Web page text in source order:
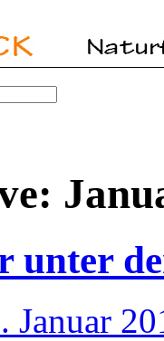
unter
Januar